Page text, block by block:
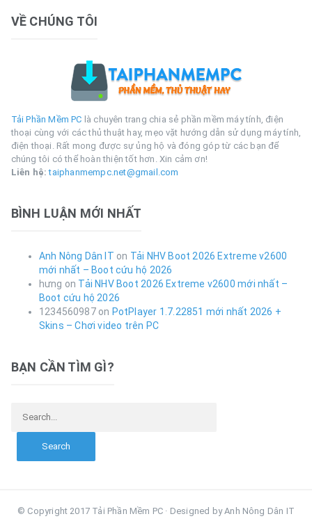
VỀ CHÚNG TÔI
Tải Phần Mềm PC là chuyên trang chia sẻ phần mềm máy tính, điện
thoại cùng với các thủ thuật hay, mẹo vặt hướng dẫn sử dụng máy tính,
điện thoại. Rất mong được sự ủng hộ và đóng góp từ các bạn để
chúng tôi có thể hoàn thiện tốt hơn. Xin cảm ơn!
Liên hệ: taiphanmempc.net@gmail.com
BÌNH LUẬN MỚI NHẤT
Anh Nông Dân IT on Tải NHV Boot 2026 Extreme v2600
mới nhất – Boot cứu hộ 2026
hưng on Tải NHV Boot 2026 Extreme v2600 mới nhất –
Boot cứu hộ 2026
1234560987on PotPlayer 1.7.22851 mới nhất 2026 +
Skins – Chơi video trên PC
BẠN CẦN TÌM GÌ?
© Copyright 2017 Tải Phần Mềm PC · Designed by Anh Nông Dân IT